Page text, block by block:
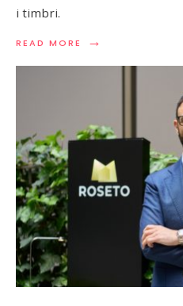
i timbri.
READ MORE →
READ
E
FORMULA
VENTIMIGLIA